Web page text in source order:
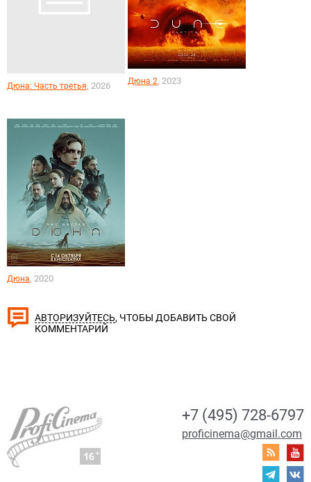
Дюна: Часть третья, 2026 Дюна 2, 2023
Дюна, 2020
АВТОРИЗУЙТЕСЬ, ЧТОБЫ ДОБАВИТЬ СВОЙ
КОММЕНТАРИЙ
+7 (495) 728-6797
proficinema@gmail.com